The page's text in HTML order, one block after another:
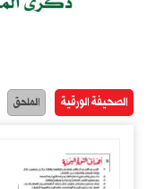
الصحيفة الورقية الملحق